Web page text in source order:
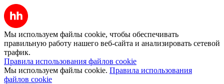
Мы используем файлы cookie, чтобы обеспечивать
правильную работу нашего веб-сайта и анализировать сетевой
трафик.
Правила использования файлов cookie
Мы используем файлы cookie. Правила использования
файлов cookie